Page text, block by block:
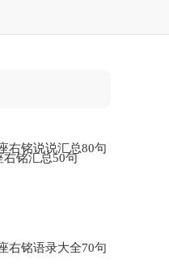
右铭说说汇总80句
右铭汇总50句
右铭语录大全70句